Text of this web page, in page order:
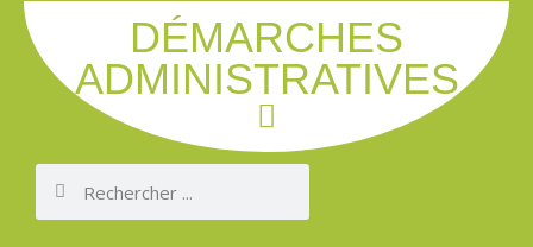
DÉMARCHES
ADMINISTRATIVES